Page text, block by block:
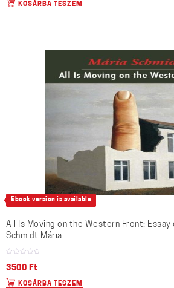
KOSÁRBA TESZEM
Ebook version is available
All Is Moving on the Western Front:
Schmidt Mária
3500 Ft
KOSÁRBA TESZEM